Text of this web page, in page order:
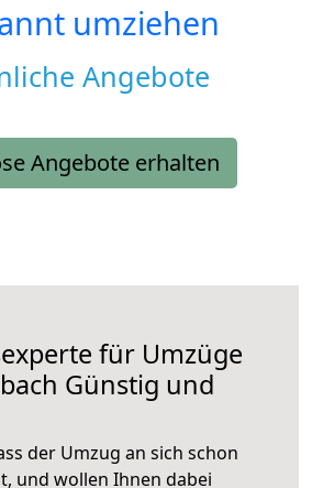
umziehen
Angebote
Angebote erhalten
für Umzüge
Günstig und
der Umzug an sich schon
und wollen Ihnen dabei